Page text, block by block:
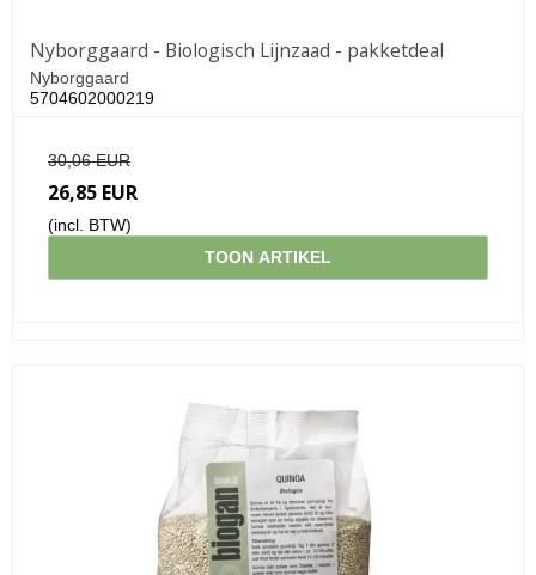
Nyborggaard - Biologisch Lijnzaad - pakketdeal
Nyborggaard
5704602000219
30,06 EUR
26,85 EUR
(incl. BTW)
TOON ARTIKEL